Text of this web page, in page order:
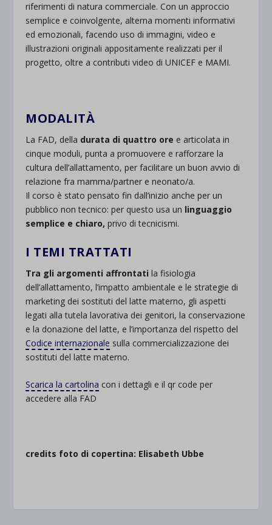
riferimenti di natura commerciale. Con un approccio
semplice e coinvolgente, alterna momenti informativi
ed emozionali, facendo uso di immagini, video e
illustrazioni originali appositamente realizzati per il
progetto, oltre a contributi video di UNICEF e MAMI.
MODALITÀ
La FAD, della durata di quattro ore e articolata in
cinque moduli, punta a promuovere e rafforzare la
cultura dell’allattamento, per facilitare un buon avvio di
relazione fra mamma/partner e neonato/a.
Il corso è stato pensato fin dall’inizio anche per un
pubblico non tecnico: per questo usa un linguaggio
semplice e chiaro, privo di tecnicismi.
I TEMI TRATTATI
Tra gli argomenti affrontati la fisiologia
dell’allattamento, l’impatto ambientale e le strategie di
marketing dei sostituti del latte materno, gli aspetti
legati alla tutela lavorativa dei genitori, la conservazione
e la donazione del latte, e l’importanza del rispetto del
Codice internazionale sulla commercializzazione dei
sostituti del latte materno.
Scarica la cartolina con i dettagli e il qr code per
accedere alla FAD
credits foto di copertina: Elisabeth Ubbe